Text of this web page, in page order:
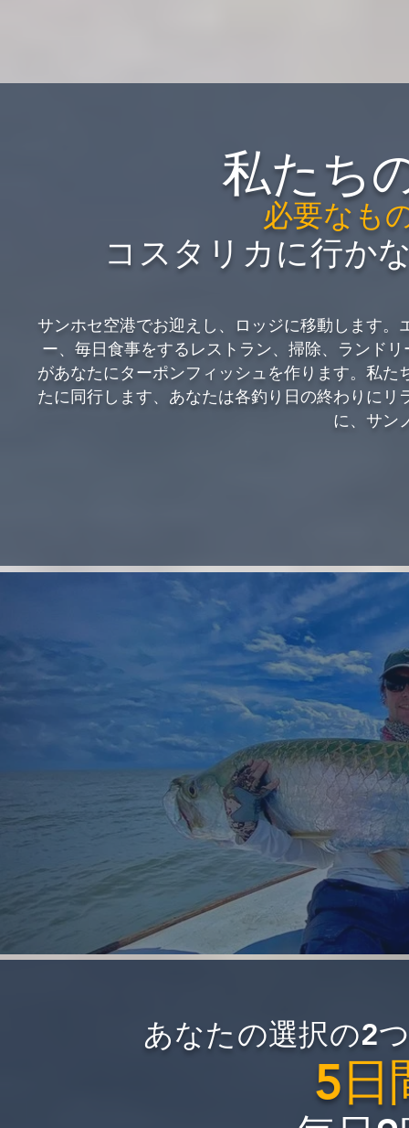
私たち
必要なも
コスタリカに行か
サンホセ空港でお迎えし、ロッジに移動します
ー、毎日食事をするレストラン、掃除、ランド
があなたにターポンフィッシュを作ります。私
たに同行します、あなたは各釣り日の終わりに
に、サン
あなたの選択の2
5日